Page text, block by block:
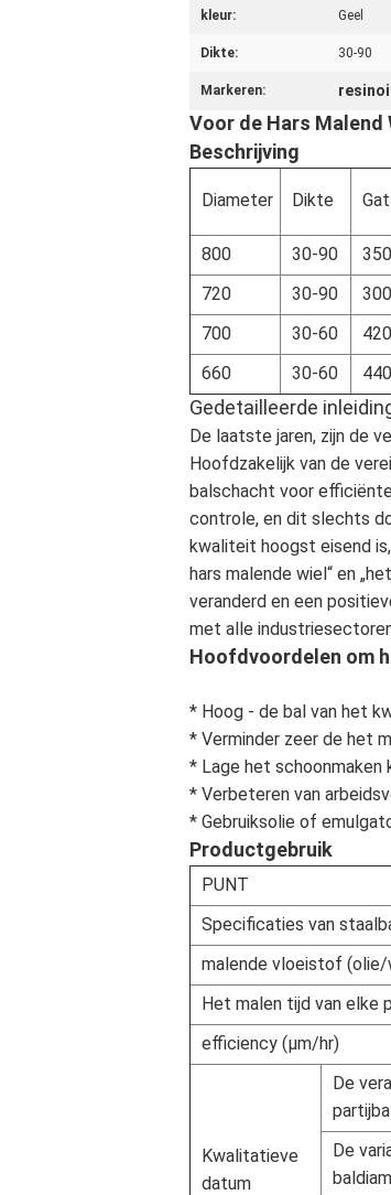
kleur: Geel
Dikte: 30-90
Markeren:
Voor de Hars
Beschrijving
Diameter Dikte Gat
800 30-90
720 30-90
300
700
30-60
420
660
30-60 440
Gedetailleerde
De laatste jaren, zijn de
Hoofdzakelijk van de
balschacht voor
controle, en dit slechts
kwaliteit hoogst eisend
hars malende wiel“ en
veranderd en een
met alle
Hoofdvoordelen om
* Hoog - de bal van het
* Verminder zeer de het
* Lage het schoonmaken
* Verbeteren van
* Gebruiksolie of
Productgebruik
PUNT
Specificaties van
malende vloeistof (olie/
Het malen tijd van elke
efficiency (μm/hr)
Kwalitatieve
datum
De
De